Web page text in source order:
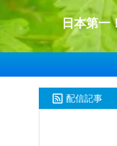
日本第一
配信記事